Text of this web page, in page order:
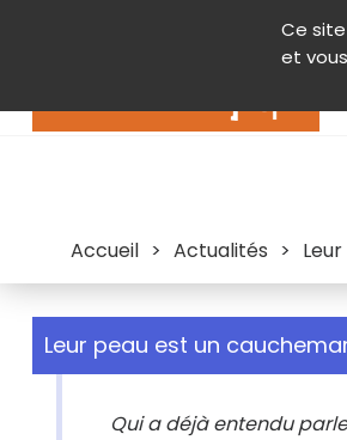
Ce
et
Contenu
Accueil > Actualités >
Leur peau est un
Qui a déjà entendu